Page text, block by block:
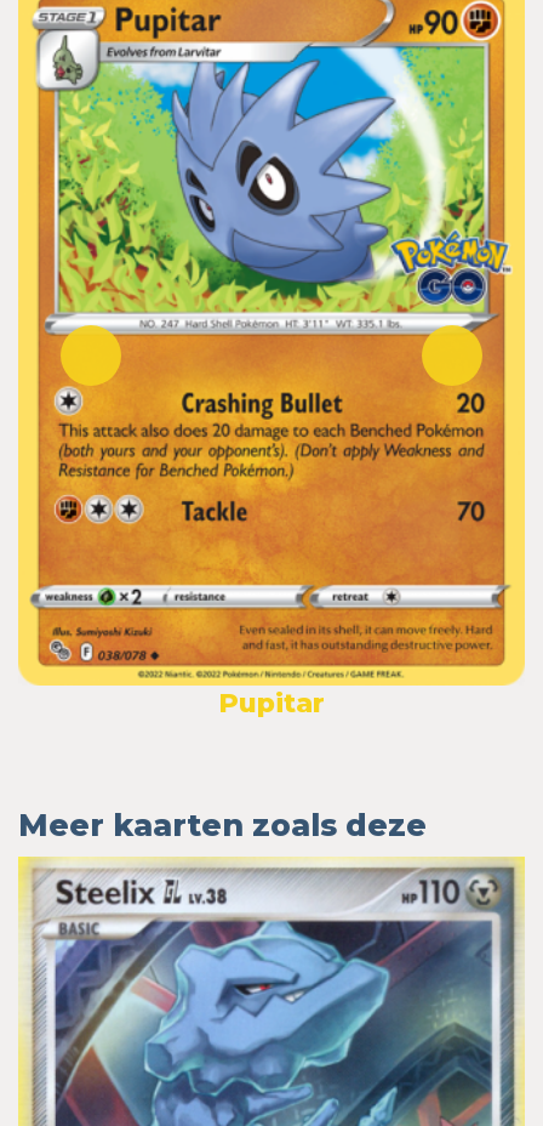
Pupitar
Meer kaarten zoals deze